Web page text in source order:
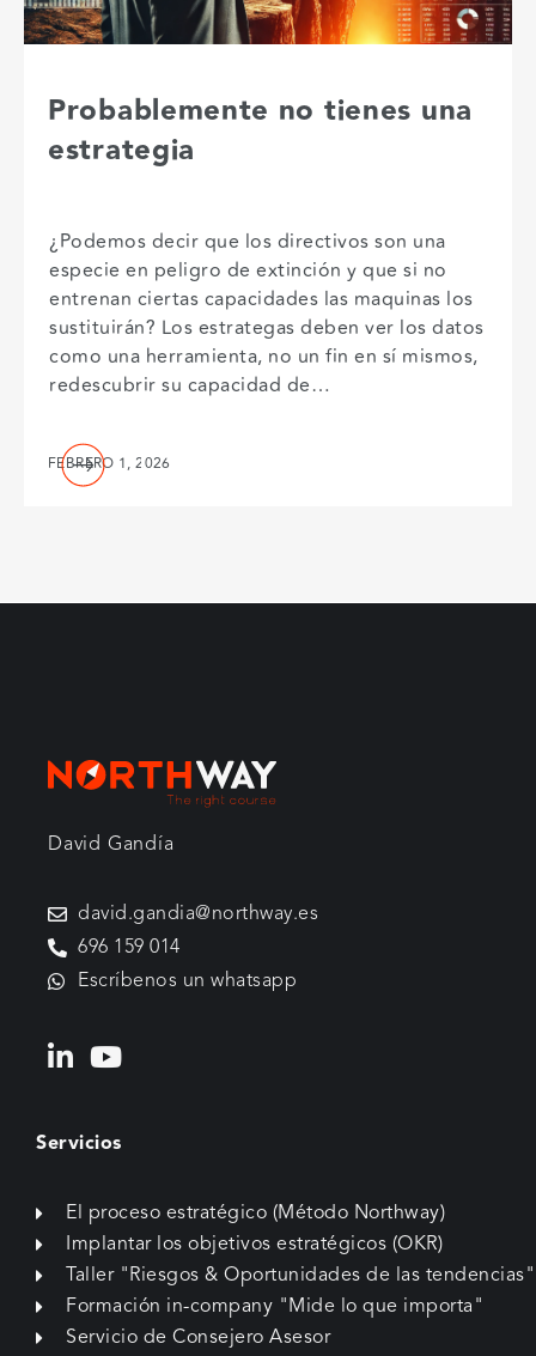
Probablemente no tienes una
estrategia
FEBRERO 1, 2026
¿Podemos decir que los directivos son una
especie en peligro de extinción y que si no
entrenan ciertas capacidades las maquinas los
sustituirán? Los estrategas deben ver los datos
como una herramienta, no un fin en sí mismos,
redescubrir su capacidad de…
David Gandía
david.gandia@northway.es
696 159 014
Escríbenos un whatsapp
Servicios
El proceso estratégico (Método Northway)
Implantar los objetivos estratégicos (OKR)
Taller "Riesgos & Oportunidades de las tendencias"
Formación in-company "Mide lo que importa"
Servicio de Consejero Asesor